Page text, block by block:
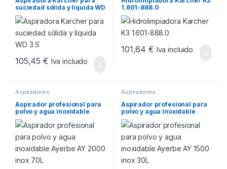
suciedad sólida y líquida WD
3 S
105,45€ Iva incluido
1.601-888.0
101,64€ Iva incluido
Aspiradores
Aspirador profesional para
polvo y agua inoxidable
Ayerbe AY 2000 inox 70L
Aspiradores
Aspirador profesional para
polvo y agua inoxidable
Ayerbe AY 1500 inox 30L